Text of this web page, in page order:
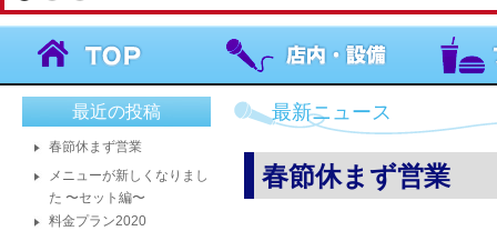
最新ニュース
春節休まず営業
最近の投稿
春節休まず営業
メニューが新しくなりまし
た 〜セット編〜
料金プラン2020